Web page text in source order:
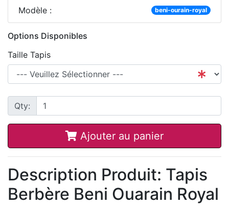
Modèle : beni-ourain-royal
Options Disponibles
Taille Tapis
Qty:
Ajouter au panier
Description Produit: Tapis
Berbère Beni Ouarain Royal